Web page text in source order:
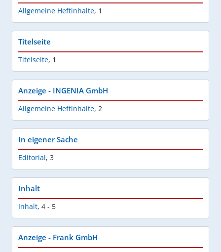
Allgemeine Heftinhalte, 1
Titelseite
Titelseite, 1
Anzeige - INGENIA GmbH
Allgemeine Heftinhalte, 2
In eigener Sache
Editorial, 3
Inhalt
Inhalt, 4 - 5
Anzeige - Frank GmbH